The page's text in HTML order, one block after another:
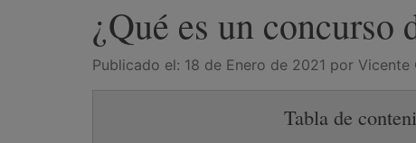
¿Qué es un concurso
Publicado el: 18 de Enero de 2021 por Vicente
Tabla de